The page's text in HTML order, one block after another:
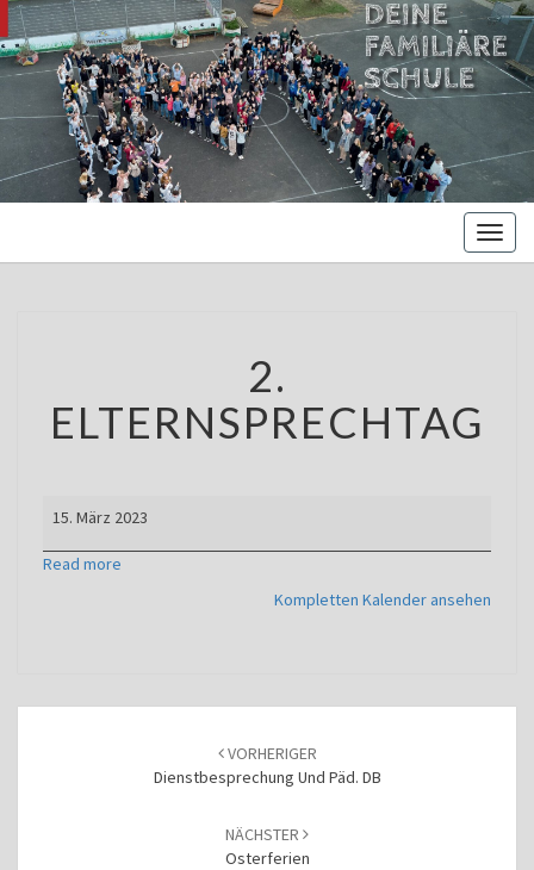
Oberschule –
Offene
Ganztagsschule
ELTERNSPRECHTAG
2.
ELTERNSPRECHTAG
Elternsprechtag
15. März 2023
Read more
Kompletten Kalender ansehen
VORHERIGER
Dienstbesprechung Und Päd. DB
NÄCHSTER
Osterferien